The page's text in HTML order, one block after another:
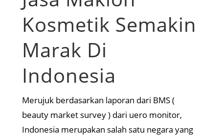
Kosmetik Semakin
Marak Di
Indonesia
Merujuk berdasarkan laporan dari BMS (
beauty market survey ) dari uero monitor,
Indonesia merupakan salah satu negara yang